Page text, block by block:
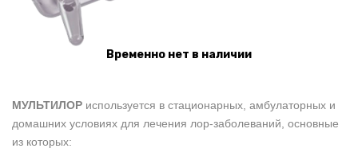
Временно нет в наличии
МУЛЬТИЛОР используется в стационарных, амбулаторных и
домашних условиях для лечения лор-заболеваний, основные
из которых: